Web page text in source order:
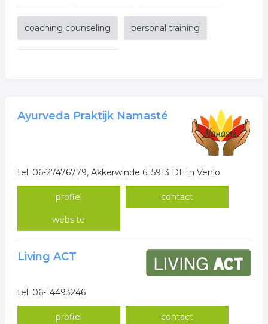
coaching counseling personal training
Ayurveda Praktijk Namasté
tel. 06-27476779, Akkerwinde 6, 5913 DE in Venlo
profiel contact
website
Living ACT
tel. 06-14493246
profiel contact